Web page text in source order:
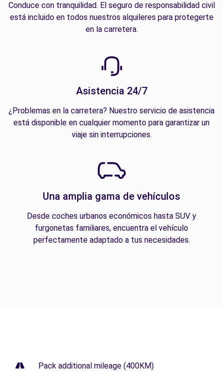
Conduce con tranquilidad. El seguro de responsabilidad civil
está incluido en todos nuestros alquileres para protegerte
en la carretera.
Asistencia 24/7
¿Problemas en la carretera? Nuestro servicio de asistencia
está disponible en cualquier momento para garantizar un
viaje sin interrupciones.
Una amplia gama de vehículos
Desde coches urbanos económicos hasta SUV y
furgonetas familiares, encuentra el vehículo
perfectamente adaptado a tus necesidades.
Pack additional mileage (400KM)